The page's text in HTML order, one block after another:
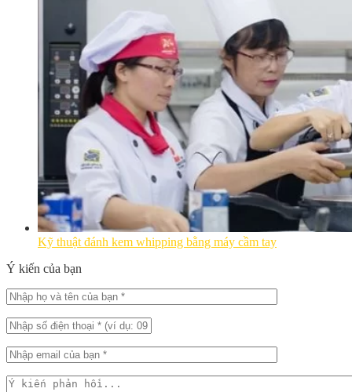
Kỹ thuật đánh kem whipping bằng máy cầm tay
Ý kiến của bạn